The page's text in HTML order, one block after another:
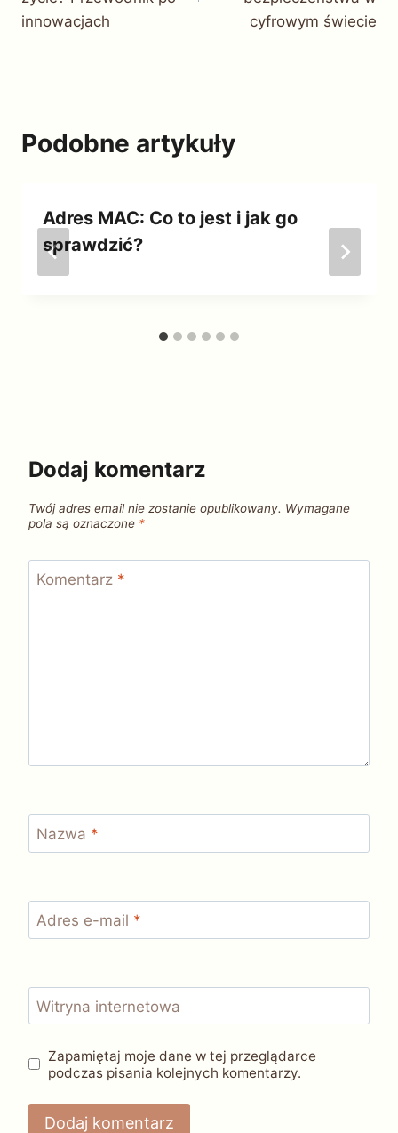
innowacjach
cyfrowym świecie
Podobne artykuły
Adres MAC: Co to jest i jak go
sprawdzić?
Dodaj komentarz
Twój adres email nie zostanie opublikowany. Wymagane
pola są oznaczone *
Komentarz *
Nazwa *
Adres e-mail *
Witryna internetowa
Zapamiętaj moje dane w tej przeglądarce
podczas pisania kolejnych komentarzy.